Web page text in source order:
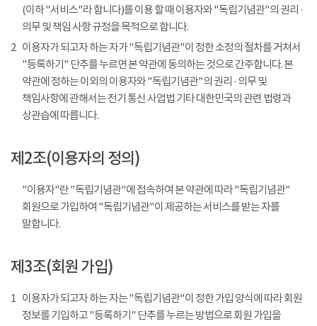
(이하 "서비스"라 합니다)를 이용 할 때 이용자와 "독립기념관"의 권리 ·
의무 및 책임 사항 규정을 목적으로 합니다.
2 이용자가 되고자 하는 자가 "독립기념관"이 정한 소정의 절차를 거쳐서
"등록하기" 단추를 누르면 본 약관에 동의하는 것으로 간주합니다. 본
약관에 정하는 이외의 이용자와 "독립기념관"의 권리 · 의무 및
책임사항에 관해서는 전기 통신 사업법 기타 대한민국의 관련 법령과
상관습에 따릅니다.
제2조(이용자의 정의)
"이용자"란 "독립기념관"에 접속하여 본 약관에 따라 "독립기념관"
회원으로 가입하여 "독립기념관"이 제공하는 서비스를 받는 자를
말합니다.
제3조(회원 가입)
1 이용자가 되고자 하는 자는 "독립기념관"이 정한 가입 양식에 따라 회원
정보를 기입하고 "등록하기" 단추를 누르는 방법으로 회원 가입을